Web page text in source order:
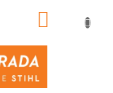
NÁKUPNÍ